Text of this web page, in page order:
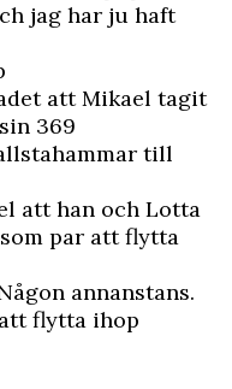
jag har ju haft
att Mikael tagit
369
till
att han och Lotta
par att flytta
annanstans.
flytta ihop